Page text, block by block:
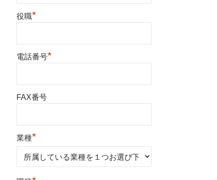
役職*
電話番号*
FAX番号
業種*